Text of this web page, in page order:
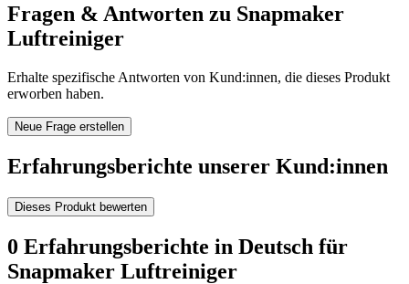
Fragen & Antworten zu Snapmaker
Luftreiniger
Erhalte spezifische Antworten von Kund:innen, die dieses Produkt
erworben haben.
Neue Frage erstellen
Erfahrungsberichte unserer Kund:innen
Dieses Produkt bewerten
0 Erfahrungsberichte in Deutsch für
Snapmaker Luftreiniger